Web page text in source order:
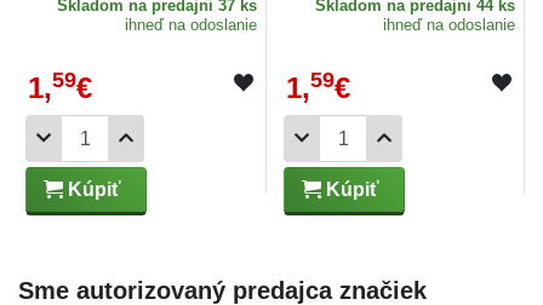
Skladom na predajni 37 ks
ihneď na odoslanie
1,59€
Kúpiť
Skladom na predajni 44 ks
ihneď na odoslanie
1,59€
Kúpiť
Sme autorizovaný predajca značiek